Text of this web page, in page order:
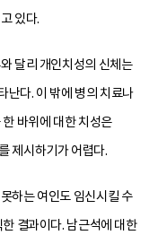
있다.
달리 개인치성의 신체는
다. 이 밖에 병의 치료나
바위에 대한 치성은
제시하기가 어렵다.
하는 여인도 임신시킬 수
결과이다. 남근석에 대한